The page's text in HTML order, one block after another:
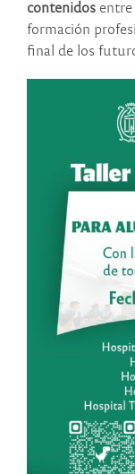
contenidos
formación
final de los